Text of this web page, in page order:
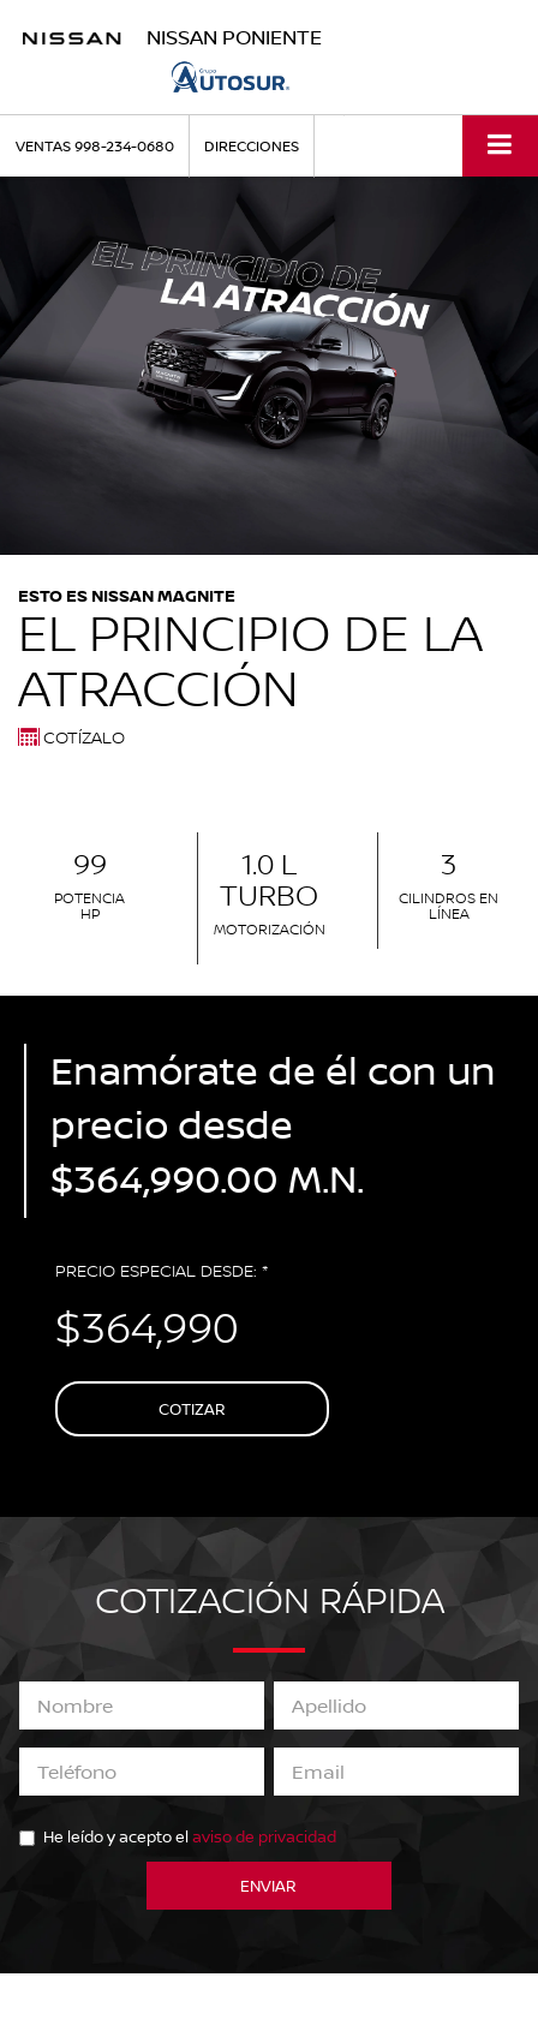
NISSAN PONIENTE
VENTAS998-234-0680 DIRECCIONES
ESTO ES NISSAN MAGNITE
EL PRINCIPIO DE LA
ATRACCIÓN
COTÍZALO
99
POTENCIA
HP
1.0 L
TURBO
MOTORIZACIÓN
3
CILINDROS EN
LÍNEA
Enamórate de él con un
precio desde
$364,990.00 M.N.
PRECIO ESPECIAL DESDE: *
$364,990
COTIZAR
COTIZACIÓN RÁPIDA
He leído y acepto elaviso de privacidad